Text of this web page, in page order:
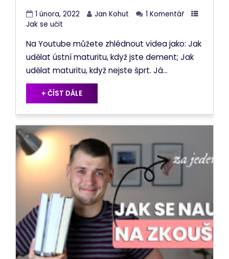
1 února, 2022 Jan Kohut
1 Komentář
Jak se učit
Na Youtube můžete zhlédnout videa jako: Jak
udělat ústní maturitu, když jste dement; Jak
udělat maturitu, když nejste šprt. Já...
+ ČÍST DÁLE